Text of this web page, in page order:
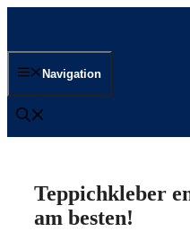
Navigation
Teppichkleber
am besten!